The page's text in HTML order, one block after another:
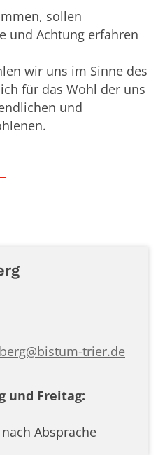
sollen
und Achtung erfahren
wir uns im Sinne des
für das Wohl der uns
und
trier.de
und Freitag:
nach Absprache